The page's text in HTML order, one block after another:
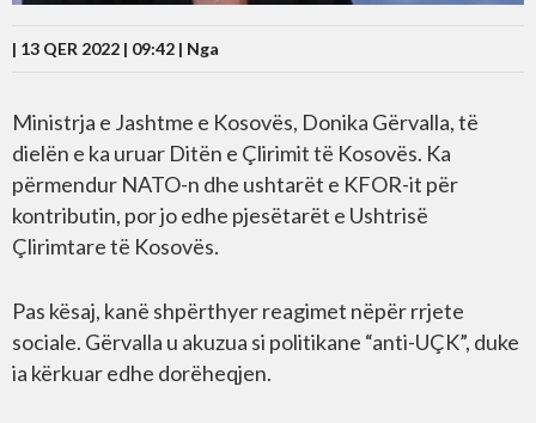
| 13 QER 2022 | 09:42 | Nga
Ministrja e Jashtme e Kosovës, Donika Gërvalla, të
dielën e ka uruar Ditën e Çlirimit të Kosovës. Ka
përmendur NATO-n dhe ushtarët e KFOR-it për
kontributin, por jo edhe pjesëtarët e Ushtrisë
Çlirimtare të Kosovës.
Pas kësaj, kanë shpërthyer reagimet nëpër rrjete
sociale. Gërvalla u akuzua si politikane “anti-UÇK”, duke
ia kërkuar edhe dorëheqjen.